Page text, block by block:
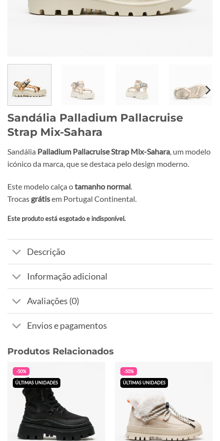
Sandália Palladium Pallacruise
Strap Mix-Sahara
Sandália Palladium Pallacruise Strap Mix-Sahara, um modelo
icónico da marca, que se destaca pelo design moderno.
Este modelo calça otamanho normal
Trocas grátisem Portugal Continental.
Este produto está esgotado e indisponível.
Alternative:
Descrição
Informação adicional
Avaliações (0)
Envios e pagamentos
Produtos Relacionados
-50%
ÚLTIMAS UNIDADES
-50%
ÚLTIMAS UNIDADES